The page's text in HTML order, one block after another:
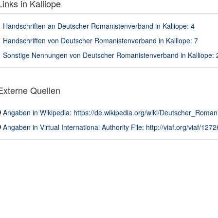
in Kalliope
Handschriften an Deutscher Romanistenverband in Kalliope: 4
Handschriften von Deutscher Romanistenverband in Kalliope: 7
Sonstige Nennungen von Deutscher Romanistenverband in Kalliope:
Quellen
Angaben in Wikipedia: https://de.wikipedia.org/wiki/
Angaben in Virtual International Authority File: http://viaf.org/viaf/